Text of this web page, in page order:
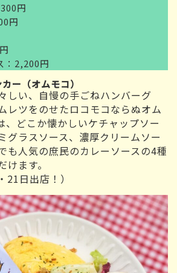
円
円
：2,200円
ー（オムモコ）
しい、自慢の手ごねハンバーグ
レツをのせたロコモコならぬオム
、どこか懐かしいケチャップソー
グラスソース、濃厚クリームソー
も人気の庶民のカレーソースの4種
ます。
21日出店！）